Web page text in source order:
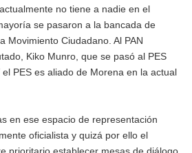
no tiene a nadie en el
se pasaron a la bancada de
Movimiento Ciudadano. Al PAN
Kiko Munro, que se pasó al PES
PES es aliado de Morena en la actual
en ese espacio de representación
oficialista y quizá por ello el